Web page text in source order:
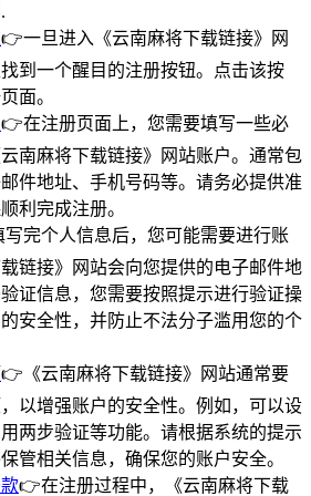
👉一旦进入《云南麻将下载链接》网
到一个醒目的注册按钮。点击该按
面。
👉在注册页面上，您需要填写一些必
南麻将下载链接》网站账户。通常包
件地址、手机号码等。请务必提供准
利完成注册。
完个人信息后，您可能需要进行账
链接》网站会向您提供的电子邮件地
证信息，您需要按照提示进行验证操
安全性，并防止不法分子滥用您的个
👉《云南麻将下载链接》网站通常要
以增强账户的安全性。例如，可以设
两步验证等功能。请根据系统的提示
管相关信息，确保您的账户安全。
👉在注册过程中，《云南麻将下载